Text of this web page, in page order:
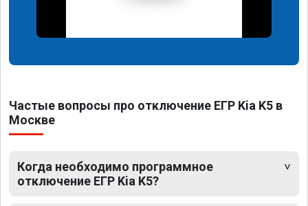
Частые вопросы про отключение ЕГР Kia K5 в
Москве
Когда необходимо программное
отключение ЕГР Kia K5?